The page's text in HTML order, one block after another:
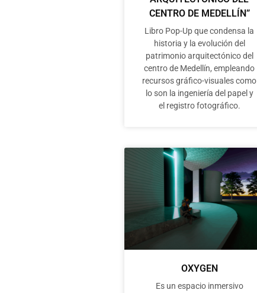
CENTRO DE MEDELLÍN”
Libro Pop-Up que condensa la
historia y la evolución del
patrimonio arquitectónico del
centro de Medellín, empleando
recursos gráfico-visuales como
lo son la ingeniería del papel y
el registro fotográfico.
OXYGEN
Es un espacio inmersivo